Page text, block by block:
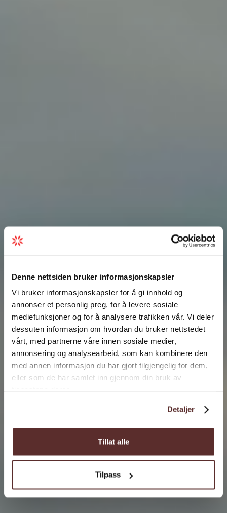
Denne nettsiden bruker informasjonskapsler
Vi bruker informasjonskapsler for å gi innhold og
annonser et personlig preg, for å levere sosiale
mediefunksjoner og for å analysere trafikken vår. Vi deler
dessuten informasjon om hvordan du bruker nettstedet
vårt, med partnerne våre innen sosiale medier,
annonsering og analysearbeid, som kan kombinere den
med annen informasjon du har gjort tilgjengelig for dem,
eller som de har samlet inn gjennom din bruk av
Detaljer
Tillat alle
Tilpass